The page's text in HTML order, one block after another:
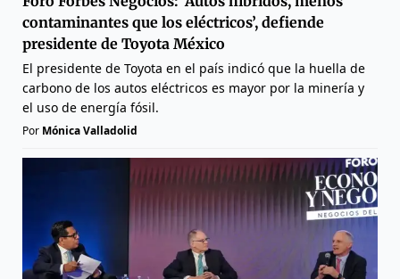
contaminantes que los eléctricos’, defiende
presidente de Toyota México
El presidente de Toyota en el país indicó que la huella de
carbono de los autos eléctricos es mayor por la minería y
el uso de energía fósil.
Por Mónica Valladolid